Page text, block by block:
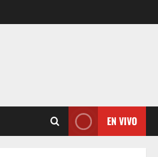
EN VIVO